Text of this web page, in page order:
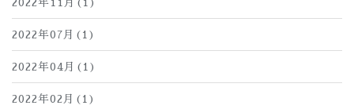
2022年07月(1)
2022年04月(1)
2022年02月(1)